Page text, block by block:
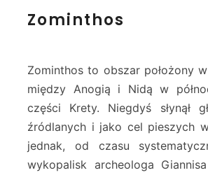
n
h
o
s
Zominthos
Zominthos to obszar położony
między Anogią i Nidą w
części Krety. Niegdyś słynął
źródlanych i jako cel pieszych
jednak, od czasu
wykopalisk archeologa